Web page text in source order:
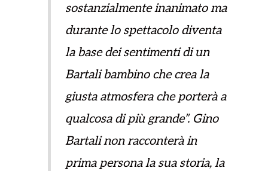
sostanzialmente inanimato ma
durante lo spettacolo diventa
la base dei sentimenti di un
Bartali bambino che crea la
giusta atmosfera che porterà a
qualcosa di più grande”. Gino
Bartali non racconterà in
prima persona la sua storia, la